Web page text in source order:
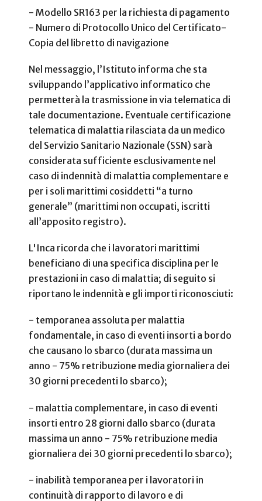
- Modello SR163 per la richiesta di pagamento
- Numero di Protocollo Unico del Certificato-
Copia del libretto di navigazione
Nel messaggio, l’Istituto informa che sta
sviluppando l’applicativo informatico che
permetterà la trasmissione in via telematica di
tale documentazione. Eventuale certificazione
telematica di malattia rilasciata da un medico
del Servizio Sanitario Nazionale (SSN) sarà
considerata sufficiente esclusivamente nel
caso di indennità di malattia complementare e
per i soli marittimi cosiddetti “a turno
generale” (marittimi non occupati, iscritti
all’apposito registro).
L'Inca ricorda che i lavoratori marittimi
beneficiano di una specifica disciplina per le
prestazioni in caso di malattia; di seguito si
riportano le indennità e gli importi riconosciuti:
- temporanea assoluta per malattia
fondamentale, in caso di eventi insorti a bordo
che causano lo sbarco (durata massima un
anno - 75% retribuzione media giornaliera dei
30 giorni precedenti lo sbarco);
- malattia complementare, in caso di eventi
insorti entro 28 giorni dallo sbarco (durata
massima un anno - 75% retribuzione media
giornaliera dei 30 giorni precedenti lo sbarco);
- inabilità temporanea per i lavoratori in
continuità di rapporto di lavoro e di